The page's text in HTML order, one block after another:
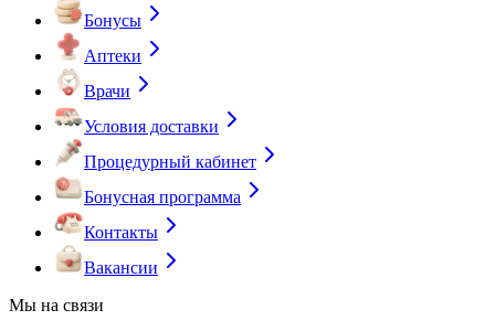
Бонусы
Аптеки
Врачи
Условия доставки
Процедурный кабинет
Бонусная программа
Контакты
Вакансии
Мы на связи